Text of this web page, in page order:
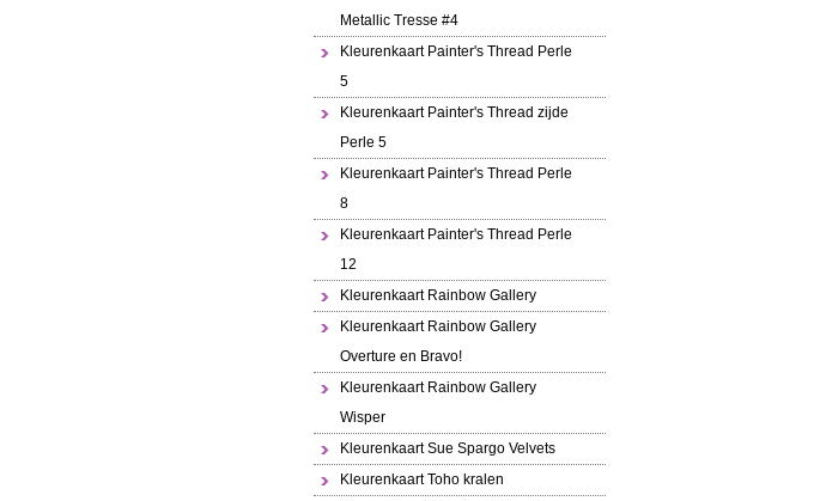
Metallic Tresse #4
Kleurenkaart Painter's Thread Perle
5
Kleurenkaart Painter's Thread zijde
Perle 5
Kleurenkaart Painter's Thread Perle
8
Kleurenkaart Painter's Thread Perle
12
Kleurenkaart Rainbow Gallery
Kleurenkaart Rainbow Gallery
Overture en Bravo!
Kleurenkaart Rainbow Gallery
Wisper
Kleurenkaart Sue Spargo Velvets
Kleurenkaart Toho kralen